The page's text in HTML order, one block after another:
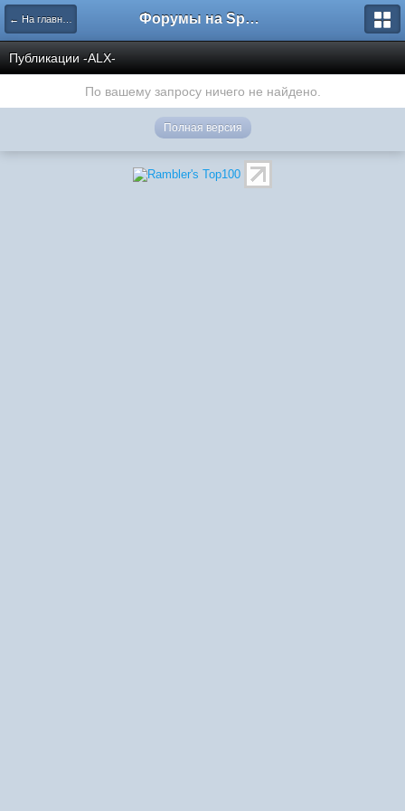
← На главную Форумы на Sportbox.ru
Публикации -ALX-
По вашему запросу ничего не найдено.
Полная версия